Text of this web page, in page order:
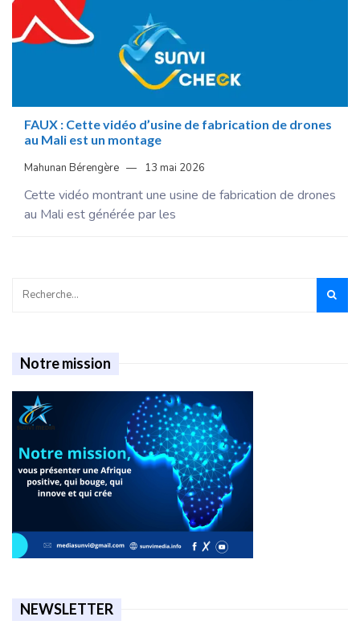
FAUX : Cette vidéo d’usine de fabrication de drones
au Mali est un montage
Mahunan Bérengère 13 mai 2026
Cette vidéo montrant une usine de fabrication de drones
au Mali est générée par les
Notre mission
NEWSLETTER